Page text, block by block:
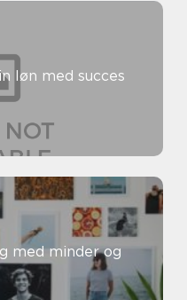
løn med succes
med minder og